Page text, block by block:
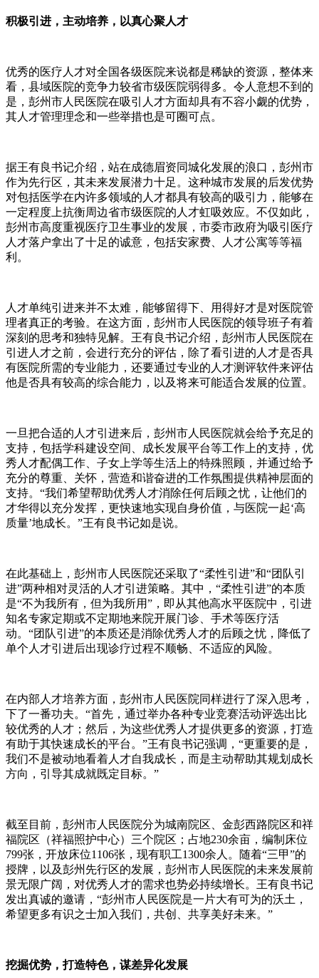
积极引进，主动培养，以真心聚人才
优秀的医疗人才对全国各级医院来说都是稀缺的资源，整体来
看，县域医院的竞争力较省市级医院弱得多。令人意想不到的
是，彭州市人民医院在吸引人才方面却具有不容小觑的优势，
其人才管理理念和一些举措也是可圈可点。
据王有良书记介绍，站在成德眉资同城化发展的浪口，彭州市
作为先行区，其未来发展潜力十足。这种城市发展的后发优势
对包括医学在内许多领域的人才都具有较高的吸引力，能够在
一定程度上抗衡周边省市级医院的人才虹吸效应。不仅如此，
彭州市高度重视医疗卫生事业的发展，市委市政府为吸引医疗
人才落户拿出了十足的诚意，包括安家费、人才公寓等等福
利。
人才单纯引进来并不太难，能够留得下、用得好才是对医院管
理者真正的考验。在这方面，彭州市人民医院的领导班子有着
深刻的思考和独特见解。王有良书记介绍，彭州市人民医院在
引进人才之前，会进行充分的评估，除了看引进的人才是否具
有医院所需的专业能力，还要通过专业的人才测评软件来评估
他是否具有较高的综合能力，以及将来可能适合发展的位置。
一旦把合适的人才引进来后，彭州市人民医院就会给予充足的
支持，包括学科建设空间、成长发展平台等工作上的支持，优
秀人才配偶工作、子女上学等生活上的特殊照顾，并通过给予
充分的尊重、关怀，营造和谐奋进的工作氛围提供精神层面的
支持。“我们希望帮助优秀人才消除任何后顾之忧，让他们的
才华得以充分发挥，更快速地实现自身价值，与医院一起‘高
质量’地成长。”王有良书记如是说。
在此基础上，彭州市人民医院还采取了“柔性引进”和“团队引
进”两种相对灵活的人才引进策略。其中，“柔性引进”的本质
是“不为我所有，但为我所用”，即从其他高水平医院中，引进
知名专家定期或不定期地来院开展门诊、手术等医疗活
动。“团队引进”的本质还是消除优秀人才的后顾之忧，降低了
单个人才引进后出现诊疗过程不顺畅、不适应的风险。
在内部人才培养方面，彭州市人民医院同样进行了深入思考，
下了一番功夫。“首先，通过举办各种专业竞赛活动评选出比
较优秀的人才；然后，为这些优秀人才提供更多的资源，打造
有助于其快速成长的平台。”王有良书记强调，“更重要的是，
我们不是被动地看着人才自我成长，而是主动帮助其规划成长
方向，引导其成就既定目标。”
截至目前，彭州市人民医院分为城南院区、金彭西路院区和祥
福院区（祥福照护中心）三个院区；占地230余亩，编制床位
799张，开放床位1106张，现有职工1300余人。随着“三甲”的
授牌，以及彭州先行区的发展，彭州市人民医院的未来发展前
景无限广阔，对优秀人才的需求也势必持续增长。王有良书记
发出真诚的邀请，“彭州市人民医院是一片大有可为的沃土，
希望更多有识之士加入我们，共创、共享美好未来。”
挖掘优势，打造特色，谋差异化发展